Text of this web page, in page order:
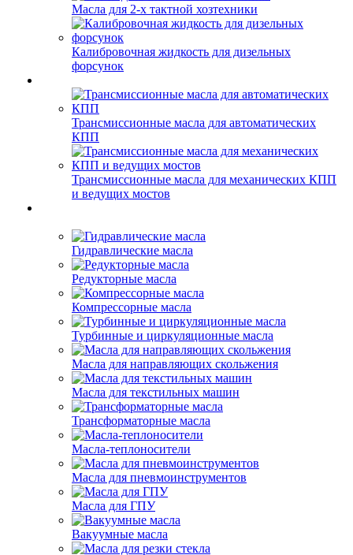
Масла для 2-х тактной хозтехники
Калибровочная жидкость для дизельных
форсунок
Трансмиссионные масла для автоматических
КПП
Трансмиссионные масла для механических КПП
и ведущих мостов
Гидравлические масла
Редукторные масла
Компрессорные масла
Турбинные и циркуляционные масла
Масла для направляющих скольжения
Масла для текстильных машин
Трансформаторные масла
Масла-теплоносители
Масла для пневмоинструментов
Масла для ГПУ
Вакуумные масла